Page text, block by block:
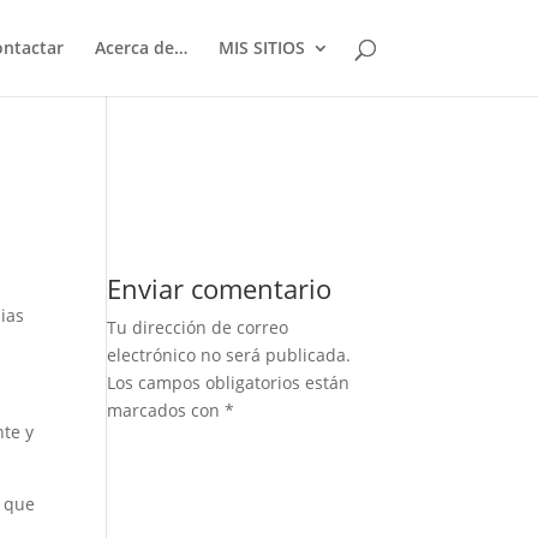
Acerca de… MIS SITIOS
y
Enviar comentario
Tu dirección de correo
electrónico no será publicada.
Los campos obligatorios están
marcados con*